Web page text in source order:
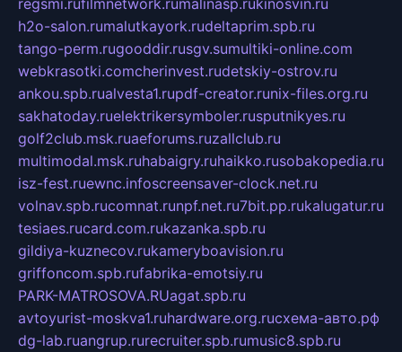
h2o-salon.rumalutkayork.rudeltaprim.spb.ru
tango-perm.rugooddir.rusgv.sumultiki-online.com
webkrasotki.comcherinvest.rudetskiy-ostrov.ru
ankou.spb.rualvesta1.rupdf-creator.runix-files.org.ru
sakhatoday.ruelektrikersymboler.rusputnikyes.ru
golf2club.msk.ruaeforums.ruzallclub.ru
multimodal.msk.ruhabaigry.ruhaikko.rusobakopedia.ru
isz-fest.ruewnc.infoscreensaver-clock.net.ru
volnav.spb.rucomnat.runpf.net.ru7bit.pp.rukalugatur.ru
tesiaes.rucard.com.rukazanka.spb.ru
gildiya-kuznecov.rukameryboavision.ru
griffoncom.spb.rufabrika-emotsiy.ru
PARK-MATROSOVA.RUagat.spb.ru
avtoyurist-moskva1.ruhardware.org.ruсхема-авто.рф
dg-lab.ruangrup.rurecruiter.spb.rumusic8.spb.ru